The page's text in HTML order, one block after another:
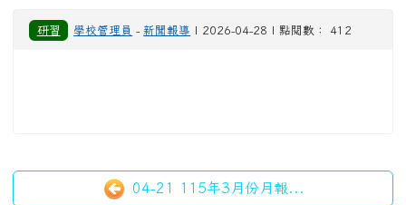
研習 學校管理員 -新聞報導 | 2026-04-28 | 點閱數： 412
04-21 115年3月份月報...